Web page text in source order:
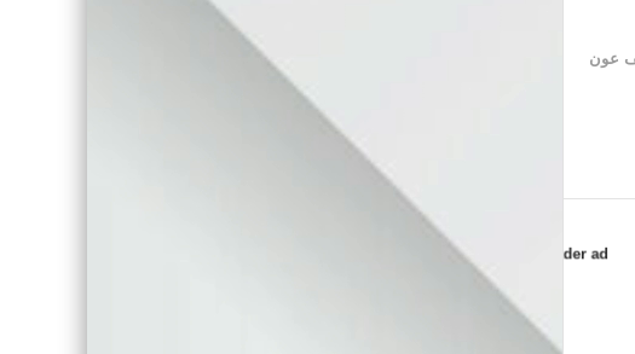
الشؤون الاجتماعية ترسيم نحو 100 ألف عون